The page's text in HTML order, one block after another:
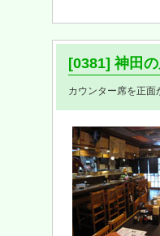
[0381] 神田
カウンター席を正面